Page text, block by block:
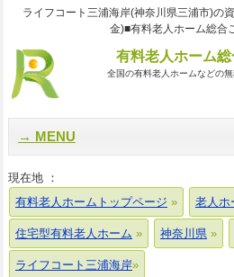
ライフコート三浦海岸(神奈川県三浦市)の
金)■有料老人ホーム総合
有料老人ホーム
全国の有料老人ホームなどの
MENU
現在地 ：
有料老人ホームトップページ
老人ホ
住宅型有料老人ホーム 神奈川県
ライフコート三浦海岸